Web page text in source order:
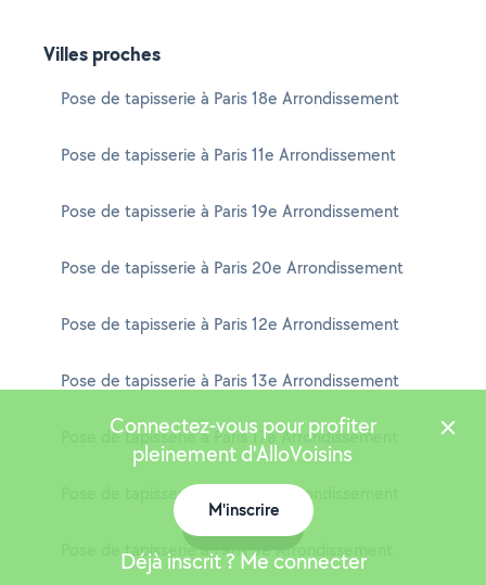
Villes proches
Pose de tapisserie à Paris 18e Arrondissement
Pose de tapisserie à Paris 11e Arrondissement
Pose de tapisserie à Paris 19e Arrondissement
Pose de tapisserie à Paris 20e Arrondissement
Pose de tapisserie à Paris 12e Arrondissement
Pose de tapisserie à Paris 13e Arrondissement
Pose de tapisserie à Paris 17e Arrondissement
Pose de tapisserie à Paris 15e Arrondissement
Pose de tapisserie à Paris 3e Arrondissement
Connectez-vous pour profiter
pleinement d'AlloVoisins
M'inscrire
Déjà inscrit ? Me connecter